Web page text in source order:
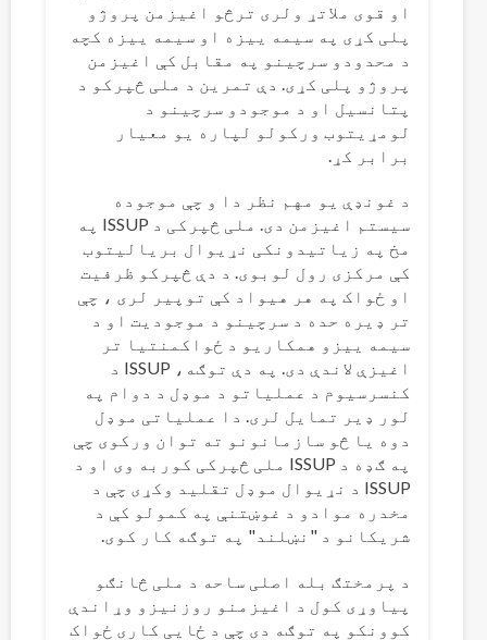
او قوی ملاتړ ولری ترڅو اغیزمن پروژو
پلی کړی په سیمه ییزه او سیمه ییزه کچه
د محدودو سرچینو په مقابل کې اغیزمن
پروژو پلی کړی. دې تمرین د ملی څپرکو د
پتانسیل او د موجودو سرچینو د
لومړیتوب ورکولو لپاره یو معیار
برابر کړ.
د غونډې یو مهم نظر دا و چې موجوده
سیستم اغیزمن دی. ملی څپرکی د ISSUP په
مخ په زیاتیدونکی نړیوال بریالیتوب
کې مرکزی رول لوبوی. د دې څپرکو ظرفیت
او ځواک په هر هیواد کې توپیر لری ، چې
تر ډیره حده د سرچینو د موجودیت او د
سیمه ییزو همکاریو د ځواکمنتیا تر
اغیزې لاندې دی. په دې توګه، ISSUP د
کنسرسیوم د عملیاتو د موډل د دوام په
لور ډیر تمایل لری. دا عملیاتی موډل
دوه یا څو سازمانونو ته توان ورکوی چې
په ګډه د ISSUP ملی څپرکی کوربه وی او د
ISSUP د نړیوال موډل تقلید وکړی چې د
مخدره موادو د غوښتنې په کمولو کې د
شریکانو د "نښلند" په توګه کار کوی.
د پرمختګ بله اصلی ساحه د ملی څانګو
پیاوړی کول د اغیزمنو روزنیزو وړاندې
کوونکو په توګه دی چې د ځایی کاری ځواک